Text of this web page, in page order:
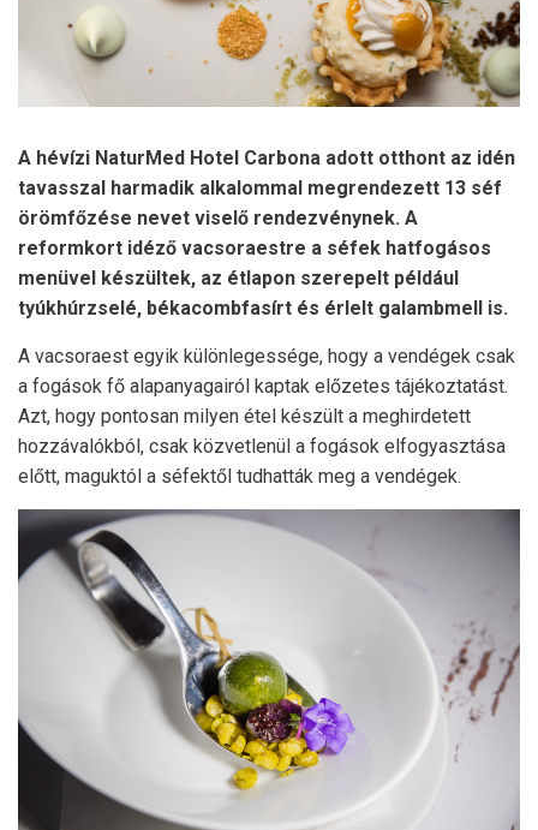
A hévízi NaturMed Hotel Carbona adott otthont az idén
tavasszal harmadik alkalommal megrendezett 13 séf
örömfőzése nevet viselő rendezvénynek. A
reformkort idéző vacsoraestre a séfek hatfogásos
menüvel készültek, az étlapon szerepelt például
tyúkhúrzselé, békacombfasírt és érlelt galambmell is.
A vacsoraest egyik különlegessége, hogy a vendégek csak
a fogások fő alapanyagairól kaptak előzetes tájékoztatást.
Azt, hogy pontosan milyen étel készült a meghirdetett
hozzávalókból, csak közvetlenül a fogások elfogyasztása
előtt, maguktól a séfektől tudhatták meg a vendégek.